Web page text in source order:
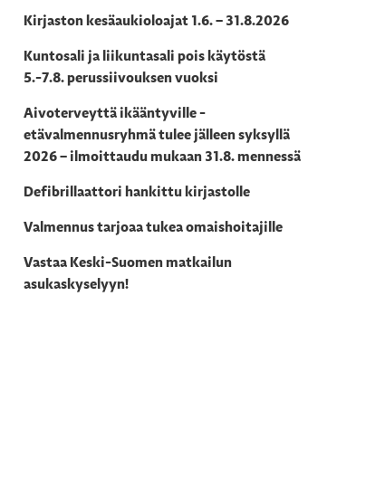
Kirjaston kesäaukioloajat 1.6. – 31.8.2026
Kuntosali ja liikuntasali pois käytöstä
5.-7.8. perussiivouksen vuoksi
Aivoterveyttä ikääntyville -
etävalmennusryhmä tulee jälleen syksyllä
2026 – ilmoittaudu mukaan 31.8. mennessä
Defibrillaattori hankittu kirjastolle
Valmennus tarjoaa tukea omaishoitajille
Vastaa Keski-Suomen matkailun
asukaskyselyyn!